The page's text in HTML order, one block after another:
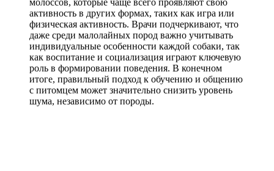
активность в других формах, таких как игра или
физическая активность. Врачи подчеркивают, что
даже среди малолайных пород важно учитывать
индивидуальные особенности каждой собаки, так
как воспитание и социализация играют ключевую
роль в формировании поведения. В конечном
итоге, правильный подход к обучению и общению
с питомцем может значительно снизить уровень
шума, независимо от породы.